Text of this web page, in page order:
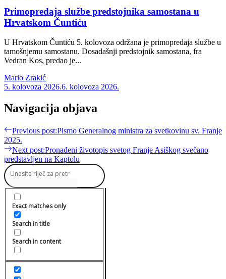
Primopredaja službe predstojnika samostana u
Hrvatskom Čuntiću
U Hrvatskom Čuntiću 5. kolovoza održana je primopredaja službe u
tamošnjemu samostanu. Dosadašnji predstojnik samostana, fra
Vedran Kos, predao je...
Mario Zrakić
5. kolovoza 2026.6. kolovoza 2026.
Navigacija objava
Previous post:Pismo Generalnog ministra za svetkovinu sv. Franje
2025.
Next post:Pronađeni životopis svetog Franje Asiškog svečano
predstavljen na Kaptolu
Exact matches only
Search in title
Search in content